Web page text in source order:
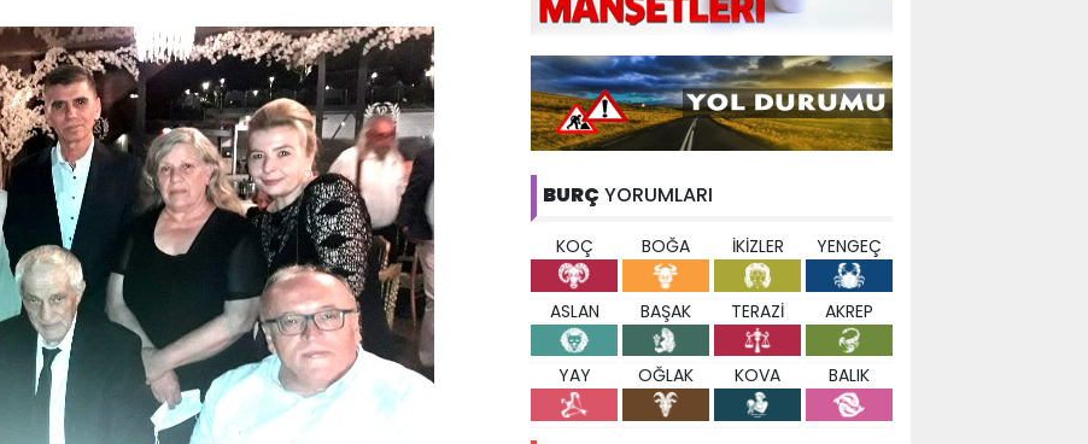
BURÇ YORUMLARI
KOÇ BOĞA İKİZLER YENGEÇ
ASLAN BAŞAK TERAZİ AKREP
YAY OĞLAK KOVA BALIK